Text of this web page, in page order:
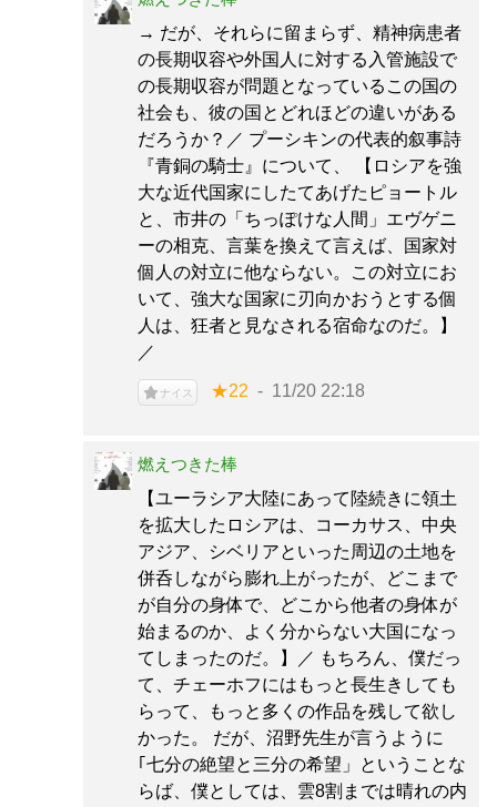
→ だが、それらに留まらず、精神病患者
の長期収容や外国人に対する入管施設で
の長期収容が問題となっているこの国の
社会も、彼の国とどれほどの違いがある
だろうか？／ プーシキンの代表的叙事詩
『青銅の騎士』について、 【ロシアを強
大な近代国家にしたてあげたピョートル
と、市井の「ちっぽけな人間」エヴゲニ
ーの相克、言葉を換えて言えば、国家対
個人の対立に他ならない。この対立にお
いて、強大な国家に刃向かおうとする個
人は、狂者と見なされる宿命なのだ。】
／
ナイス ★22 11/20 22:18
燃えつきた棒
【ユーラシア大陸にあって陸続きに領土
を拡大したロシアは、コーカサス、中央
アジア、シベリアといった周辺の土地を
併呑しながら膨れ上がったが、どこまで
が自分の身体で、どこから他者の身体が
始まるのか、よく分からない大国になっ
てしまったのだ。】／ もちろん、僕だっ
て、チェーホフにはもっと長生きしても
らって、もっと多くの作品を残して欲し
かった。 だが、沼野先生が言うように
｢七分の絶望と三分の希望」ということな
らば、僕としては、雲8割までは晴れの内